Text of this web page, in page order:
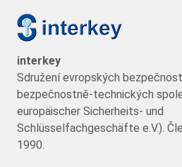
interkey
Sdružení evropských
bezpečnostně-technických
europäischer Sicherheits- und
Schlüsselfachgeschäfte e.V.).
1990.